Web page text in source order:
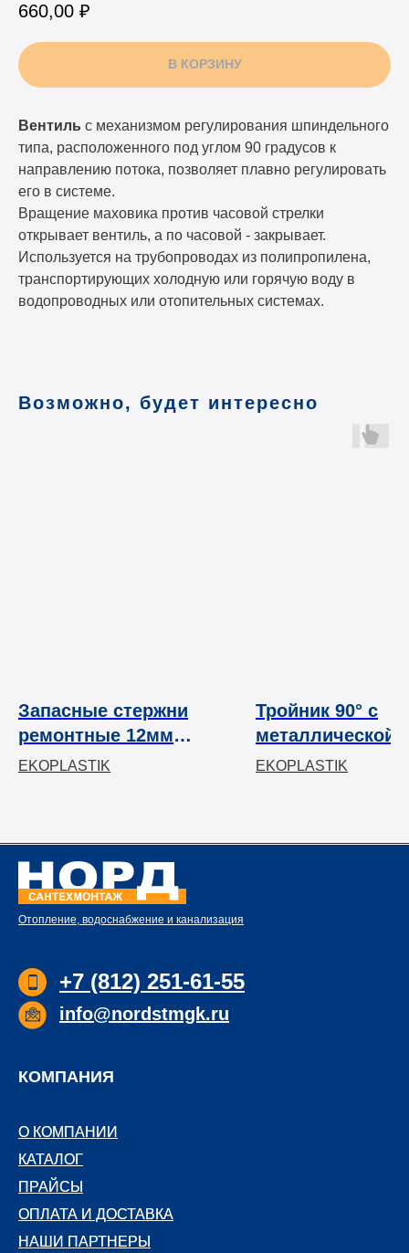
660,00 ₽
В КОРЗИНУ
Вентиль с механизмом регулирования шпиндельного
типа, расположенного под углом 90 градусов к
направлению потока, позволяет плавно регулировать
его в системе.
Вращение маховика против часовой стрелки
открывает вентиль, а по часовой - закрывает.
Используется на трубопроводах из полипропилена,
транспортирующих холодную или горячую воду в
водопроводных или отопительных системах.
Возможно, будет интересно
Запасные стержни
ремонтные 12мм
WAVIN EKOPLASTIK
EKOPLASTIK
Тройник 90° с
металлической
WAVIN
EKOPLASTIK
Отопление, водоснабжение и канализация
+7 (812) 251-61-55
info@nordstmgk.ru
О КОМПАНИИ
О КОМПАНИИ
КАТАЛОГ
КАТАЛОГ
ПРАЙСЫ
ПРАЙСЫ
ОПЛАТА И ДОСТАВКА
ОПЛАТА И ДОСТАВКА
КОМПАНИЯ
НАШИ ПАРТНЕРЫ
НАШИ ПАРТНЕРЫ